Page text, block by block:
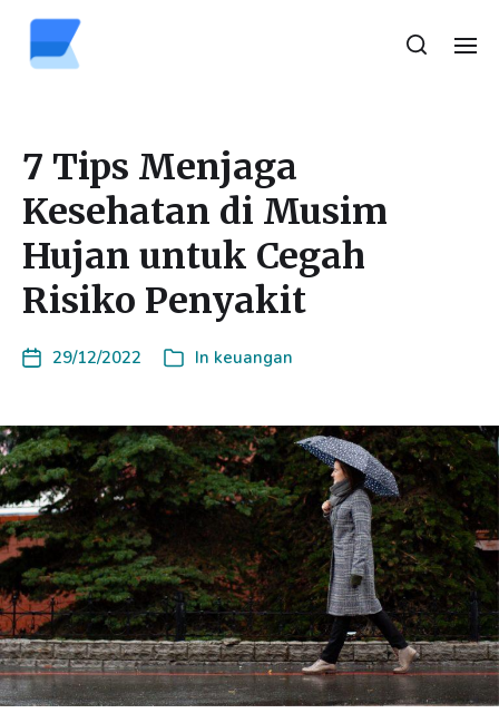
7 Tips Menjaga
Kesehatan di Musim
Hujan untuk Cegah
Risiko Penyakit
29/12/2022 In keuangan